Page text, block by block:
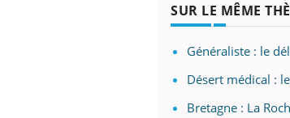
SUR LE MÊME
Généraliste : le
Désert médical :
Bretagne : La